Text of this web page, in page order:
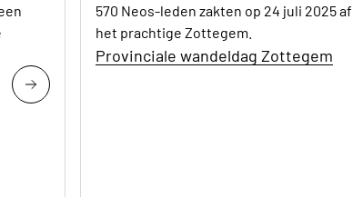
570 Neos-leden zakten op 24 juli 2025
het prachtige Zottegem.
Provinciale wandeldag Zottegem